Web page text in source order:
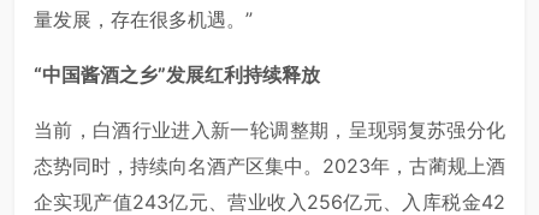
量发展，存在很多机遇。”
“中国酱酒之乡”发展红利持续释放
当前，白酒行业进入新一轮调整期，呈现弱复苏强分化
态势同时，持续向名酒产区集中。2023年，古蔺规上酒
企实现产值243亿元、营业收入256亿元、入库税金42